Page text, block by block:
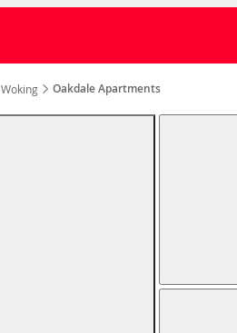
Woking Oakdale Apartments